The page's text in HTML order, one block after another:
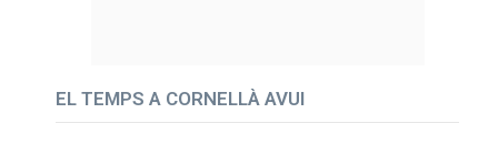
EL TEMPS A CORNELLÀ AVUI